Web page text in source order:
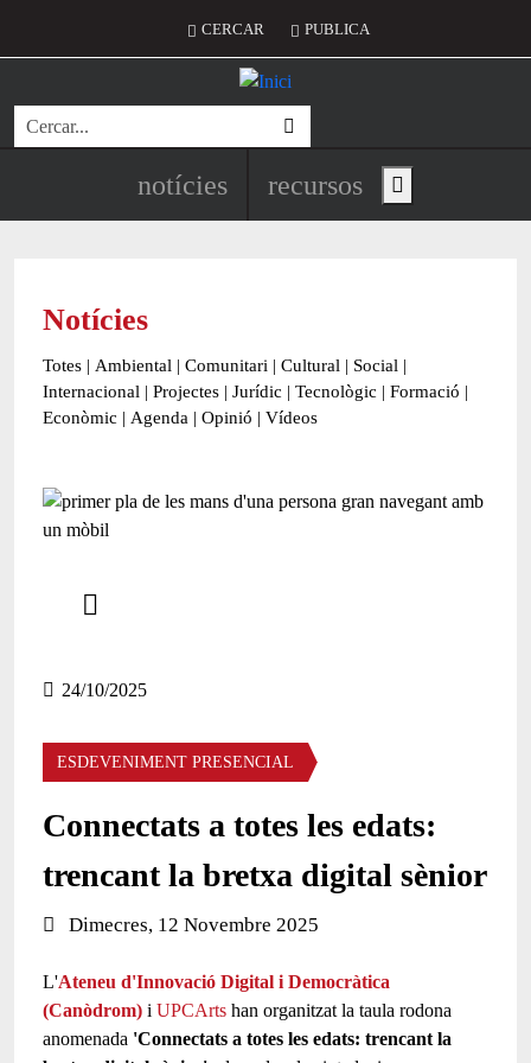
Menú del compte d'usuari
CERCAR PUBLICA
Cerca
Navegació principal de
notícies recursos Show main menu
Notícies
Totes | Ambiental | Comunitari | Cultural | Social |
Internacional | Projectes | Jurídic | Tecnològic | Formació |
Econòmic | Agenda | Opinió | Vídeos
24/10/2025
ESDEVENIMENT PRESENCIAL
Connectats a totes les edats:
trencant la bretxa digital sènior
Data de l'esdeveniment:
Dimecres, 12 Novembre 2025
L'Ateneu d'Innovació Digital i Democràtica
(Canòdrom) i UPCArts han organitzat la taula rodona
anomenada 'Connectats a totes les edats: trencant la